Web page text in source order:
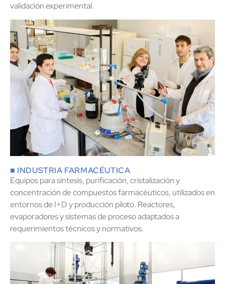
validación experimental.
■ INDUSTRIA FARMACÉUTICA
Equipos para síntesis, purificación, cristalización y
concentración de compuestos farmacéuticos, utilizados en
entornos de I+D y producción piloto. Reactores,
evaporadores y sistemas de proceso adaptados a
requerimientos técnicos y normativos.